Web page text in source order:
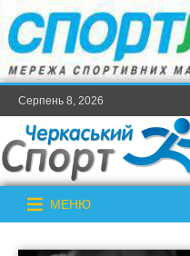
Серпень 8, 2026
МЕНЮ